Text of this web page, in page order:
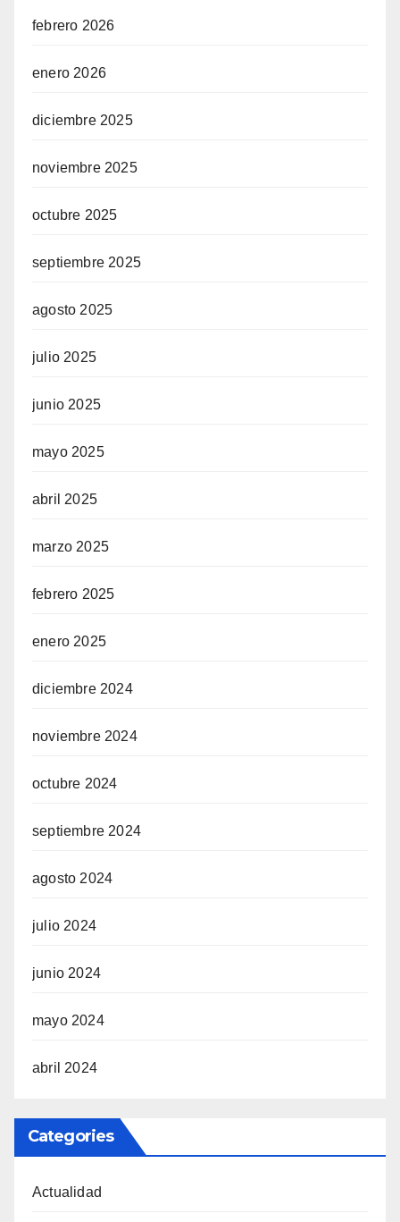
febrero 2026
enero 2026
diciembre 2025
noviembre 2025
octubre 2025
septiembre 2025
agosto 2025
julio 2025
junio 2025
mayo 2025
abril 2025
marzo 2025
febrero 2025
enero 2025
diciembre 2024
noviembre 2024
octubre 2024
septiembre 2024
agosto 2024
julio 2024
junio 2024
mayo 2024
abril 2024
Categories
Actualidad